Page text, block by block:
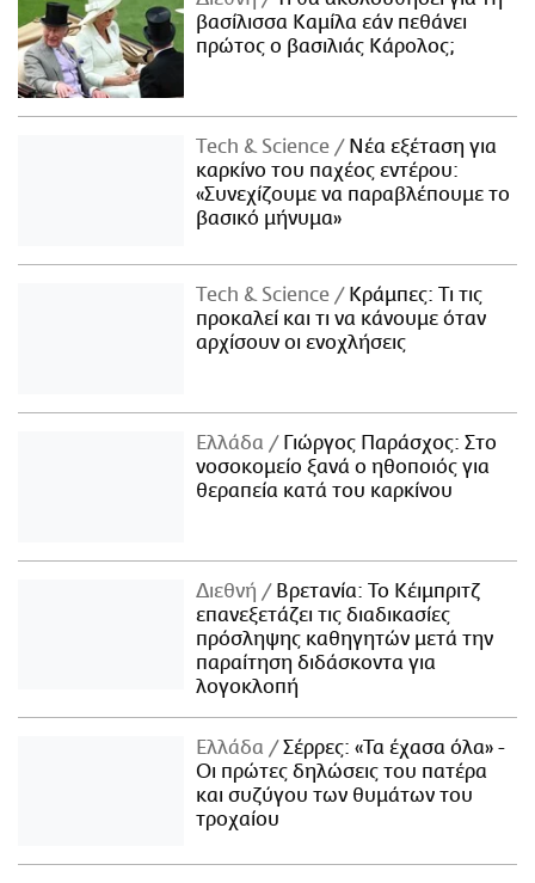
βασίλισσα Καμίλα εάν πεθάνει
πρώτος ο βασιλιάς Κάρολος;
Τech & Science
Νέα εξέταση για
καρκίνο του παχέος εντέρου:
«Συνεχίζουμε να παραβλέπουμε το
βασικό μήνυμα»
Τech & Science
Κράμπες: Τι τις
προκαλεί και τι να κάνουμε όταν
αρχίσουν οι ενοχλήσεις
Ελλάδα
Γιώργος Παράσχος: Στο
νοσοκομείο ξανά ο ηθοποιός για
θεραπεία κατά του καρκίνου
Διεθνή
Βρετανία: Το Κέιμπριτζ
επανεξετάζει τις διαδικασίες
πρόσληψης καθηγητών μετά την
παραίτηση διδάσκοντα για
λογοκλοπή
Ελλάδα
Σέρρες: «Τα έχασα όλα» -
Οι πρώτες δηλώσεις του πατέρα
και συζύγου των θυμάτων του
τροχαίου